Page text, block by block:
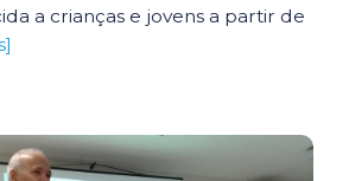
a crianças e jovens a partir de